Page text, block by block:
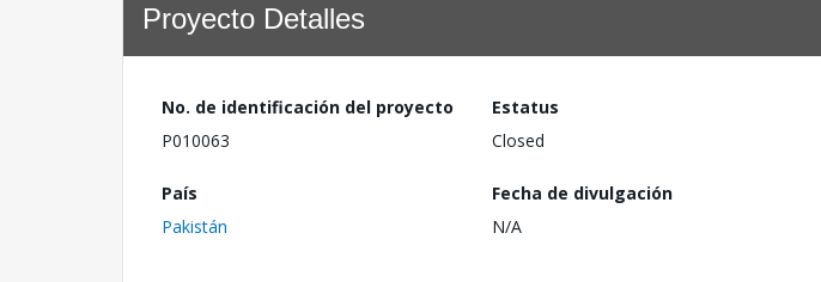
Proyecto Detalles
No. de identificación del proyecto
P010063
Estatus
Closed
País
Pakistán
Fecha de divulgación
N/A